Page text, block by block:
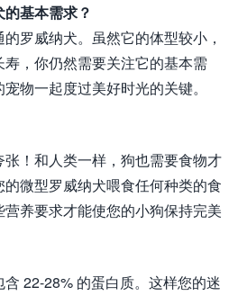
基本需求？
罗威纳犬。虽然它的体型较小，
，你仍然需要关注它的基本需
物一起度过美好时光的关键。
！和人类一样，狗也需要食物才
微型罗威纳犬喂食任何种类的食
养要求才能使您的小狗保持完美
22-28% 的蛋白质。这样您的迷